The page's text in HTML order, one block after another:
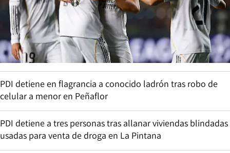
PDI detiene en flagrancia a conocido ladrón tras robo de
celular a menor en Peñaflor
PDI detiene a tres personas tras allanar viviendas blindadas
usadas para venta de droga en La Pintana